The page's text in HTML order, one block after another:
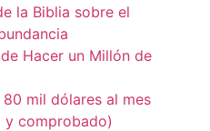
la Biblia sobre el
Hacer un Millón de
80 mil dólares al mes
y comprobado)